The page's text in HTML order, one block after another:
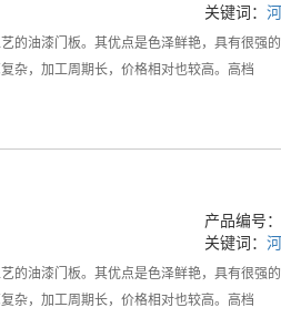
关键词：
的油漆门板。其优点是色泽鲜艳，具有很强
杂，加工周期长，价格相对也较高。高档
产品编号
关键词：
的油漆门板。其优点是色泽鲜艳，具有很强
杂，加工周期长，价格相对也较高。高档